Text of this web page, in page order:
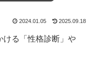
2024.01.05 2025.09.18
ける「性格診断」や